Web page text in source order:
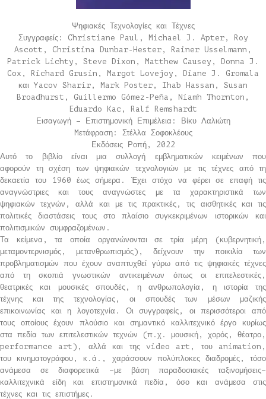
Ψηφιακές Τεχνολογίες και Τέχνες
Συγγραφείς: Christiane Paul, Michael J. Apter, Roy
Ascott, Christina Dunbar-Hester, Rainer Usselmann,
Patrick Lichty, Steve Dixon, Matthew Causey, Donna J.
Cox, Richard Grusin, Margot Lovejoy, Diane J. Gromala
και Yacov Sharir, Mark Poster, Ihab Hassan, Susan
Broadhurst, Guillermo Gómez-Peña, Niamh Thornton,
Eduardo Kac, Ralf Remshardt
Εισαγωγή – Επιστημονική Επιμέλεια: Βίκυ Λαλιώτη
Mετάφραση: Στέλλα Σοφοκλέους
Εκδόσεις Ροπή, 2022
Αυτό το βιβλίο είναι μια συλλογή εμβληματικών κειμένων που
αφορούν τη σχέση των ψηφιακών τεχνολογιών με τις τέχνες από τη
δεκαετία του 1960 έως σήμερα. Έχει στόχο να φέρει σε επαφή τις
αναγνώστριες και τους αναγνώστες με τα χαρακτηριστικά των
ψηφιακών τεχνών, αλλά και με τις πρακτικές, τις αισθητικές και τις
πολιτικές διαστάσεις τους στο πλαίσιο συγκεκριμένων ιστορικών και
πολιτισμικών συμφραζομένων.
Τα κείμενα, τα οποία οργανώνονται σε τρία μέρη (κυβερνητική,
μεταμοντερνισμός, μετανθρωπισμός), δείχνουν την ποικιλία των
προβληματισμών που έχουν αναπτυχθεί γύρω από τις ψηφιακές τέχνες
από τη σκοπιά γνωστικών αντικειμένων όπως οι επιτελεστικές,
θεατρικές και μουσικές σπουδές, η ανθρωπολογία, η ιστορία της
τέχνης και της τεχνολογίας, οι σπουδές των μέσων μαζικής
επικοινωνίας και η λογοτεχνία. Οι συγγραφείς, οι περισσότεροι από
τους οποίους έχουν πλούσιο και σημαντικό καλλιτεχνικό έργο κυρίως
στα πεδία των επιτελεστικών τεχνών (π.χ. μουσική, χορός, θέατρο,
performance art), αλλά και της video art, του animation,
του κινηματογράφου, κ.ά., χαράσσουν πολύπλοκες διαδρομές, τόσο
ανάμεσα σε διαφορετικά –με βάση παραδοσιακές ταξινομήσεις–
καλλιτεχνικά είδη και επιστημονικά πεδία, όσο και ανάμεσα στις
τέχνες και τις επιστήμες.